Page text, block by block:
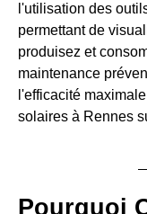
l'utilisation des
permettant de
produisez et
maintenance
l'efficacité
solaires à Rennes
Pourquoi